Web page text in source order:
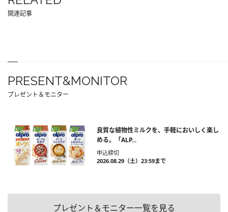
関連記事
PRESENT&MONITOR
プレゼント＆モニター
良質な植物性ミルクを、手軽においしく楽し
める。「ALP...
申込締切
2026.08.29（土）23:59まで
プレゼント＆モニター一覧を見る